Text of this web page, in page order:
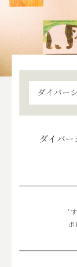
ダイバー
ダイバ
“
ポ